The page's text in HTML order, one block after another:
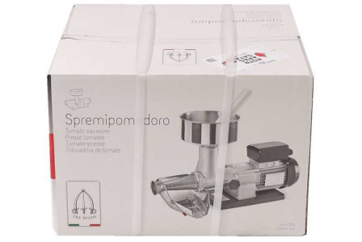
Zubehör für Rasentraktoren
M.A.I.BO.
Macom
Macte Ovens
Makita
MAMMAMIA
Marcato
Marina Systems
Master
Mastercook
McCulloch